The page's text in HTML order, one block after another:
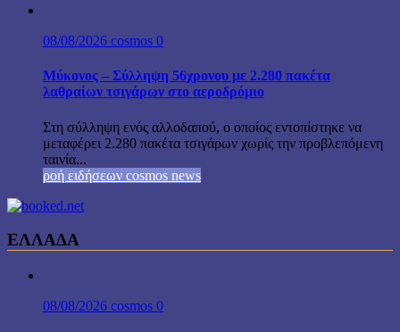
08/08/2026 cosmos 0
Μύκονος – Σύλληψη 56χρονου με 2.280 πακέτα
λαθραίων τσιγάρων στο αεροδρόμιο
Στη σύλληψη ενός αλλοδαπού, ο οποίος εντοπίστηκε να
μεταφέρει 2.280 πακέτα τσιγάρων χωρίς την προβλεπόμενη
ταινία...
ροή ειδήσεων cosmos news
ΕΛΛΑΔΑ
08/08/2026 cosmos 0